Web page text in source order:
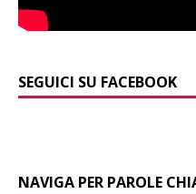
SEGUICI SU FACEBOOK
NAVIGA PER PAROLE